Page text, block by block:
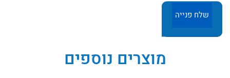
מוצרים נוספים